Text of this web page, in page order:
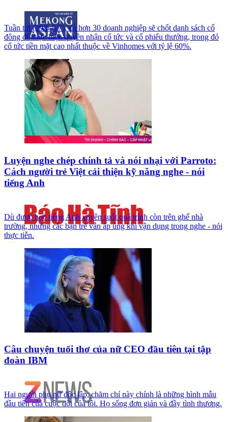
Tuần tơí́ (29/6-5/7), có hơn 30 doanh nghiệp sẽ chốt danh sách cổ
đông để thực hiện quyền nhận cổ tức và cổ phiếu thưởng, trong đó
cổ tức tiền mặt cao nhất thuộc về Vinhomes với tỷ lệ 60%.
Luyện nghe chép chính tả và nói nhại với Parroto:
Cách người trẻ Việt cải thiện kỹ năng nghe - nói
tiếng Anh
Dù được học tiếng Anh xuyên suốt quá trình còn trên ghế nhà
trường, nhưng các bạn trẻ vẫn ấp úng khi vận dụng trong nghe - nói
thực tiễn.
Câu chuyện tuổi thơ của nữ CEO đầu tiên tại tập
đoàn IBM
Hai người phụ nữ độc lập, chăm chỉ này chính là những hình mẫu
đầu tiên của cuộc đời của tôi. Họ sống đơn giản và đầy tình thương.